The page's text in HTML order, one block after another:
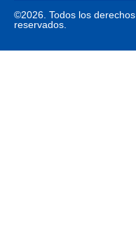
©2026. Todos los derechos
reservados.